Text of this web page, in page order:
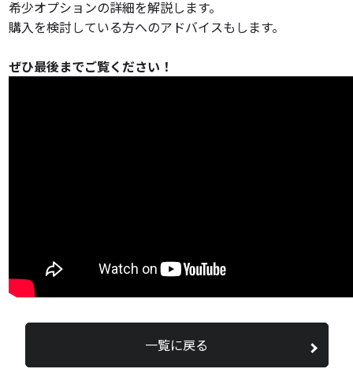
希少オプションの詳細を解説します。
購入を検討している方へのアドバイスもします。
ぜひ最後までご覧ください！
一覧に戻る